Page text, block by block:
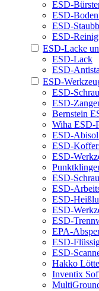
ESD-
ESD-
ESD-
ESD-
ESD-Lacke
ESD-Lack
ESD-
ESD-
ESD-
ESD-
Bernstein
Wiha ESD-
ESD-
ESD-
ESD-
ESD-
ESD-
ESD-
ESD-
ESD-
EPA-
ESD-
ESD-
Hakko
Inventix